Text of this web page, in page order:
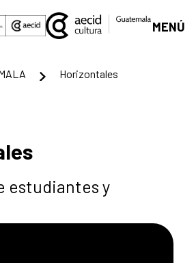
MENÚ
Horizontales
estudiantes y